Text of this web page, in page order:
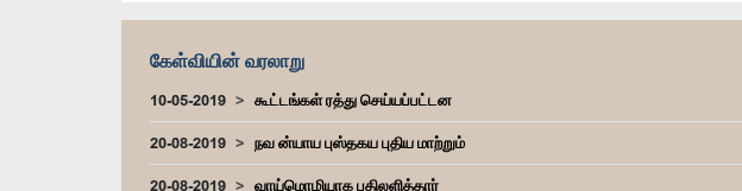
கேள்வியின் வரலாறு
10-05-2019
கூட்டங்கள் ரத்து செய்யப்பட்டன
20-08-2019
நவ ன்யாய புஸ்தகய புதிய மாற்றும்
20-08-2019
வாய்மொழியாக பதிலளித்தார்